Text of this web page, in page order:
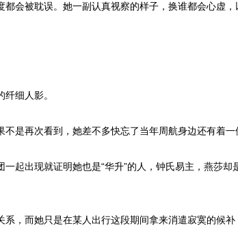
会被耽误。她一副认真视察的样子，换谁都会心虚
细人影。
是再次看到，她差不多快忘了当年周航身边还有着一
起出现就证明她也是“华升”的人，钟氏易主，燕莎却
，而她只是在某人出行这段期间拿来消遣寂寞的候补